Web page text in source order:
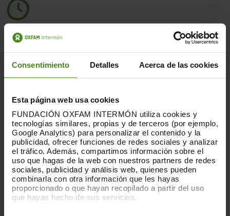
Consentimiento Detalles Acerca de las cookies
Esta página web usa cookies
FUNDACIÓN OXFAM INTERMÓN utiliza cookies y
tecnologías similares, propias y de terceros (por ejemplo,
Google Analytics) para personalizar el contenido y la
publicidad, ofrecer funciones de redes sociales y analizar
el tráfico. Además, compartimos información sobre el
uso que hagas de la web con nuestros partners de redes
sociales, publicidad y análisis web, quienes pueden
combinarla con otra información que les hayas
proporcionado o que hayan recopilado a partir del uso
que hayas hecho de sus servicios.
FECHA
18.00h
El cuento en esta ocasión es "¡Mío!". Cuenta la
divertida historia de Carlota y un pequeño
fantasmita que se encuentra en su habitación.
Resulta que el pequeño fantasma no sabe
compartir....¡Y así no se puede jugar!. Carlota con